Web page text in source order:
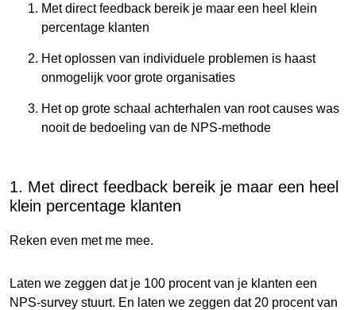
Met direct feedback bereik je maar een heel klein
percentage klanten
Het oplossen van individuele problemen is haast
onmogelijk voor grote organisaties
Het op grote schaal achterhalen van root causes was
nooit de bedoeling van de NPS-methode
1. Met direct feedback bereik je maar een heel
klein percentage klanten
Reken even met me mee.
Laten we zeggen dat je 100 procent van je klanten een
NPS-survey stuurt. En laten we zeggen dat 20 procent van